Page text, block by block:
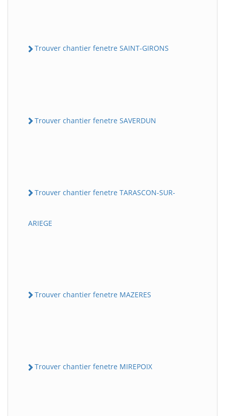
Trouver chantier fenetre SAINT-GIRONS
Trouver chantier fenetre SAVERDUN
Trouver chantier fenetre TARASCON-SUR-
ARIEGE
Trouver chantier fenetre MAZERES
Trouver chantier fenetre MIREPOIX